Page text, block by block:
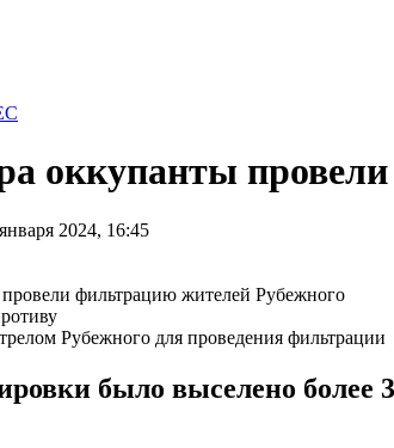
оккупанты
2024, 16:45
Рубежного для проведения фильтрации
было выселено более